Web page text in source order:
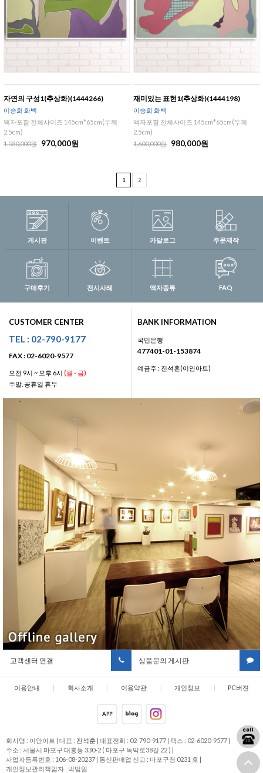
자연의 구성1(추상화)(1444266)
이승희 화백
액자포함 전체사이즈 145cm*65cm(두께
2.5cm)
1,530,000원
970,000원
재미있는 표현1(추상화)(1444198)
이승희 화백
액자포함 전체사이즈 145cm*65cm(두께
2.5cm)
1,600,000원
980,000원
1 2
게시판 이벤트 카달로그 주문제작
구매후기 전시사례 액자종류 FAQ
CUSTOMER CENTER
TEL : 02-790-9177
FAX : 02-6020-9577
오전 9시 ~ 오후 6시 (월 - 금)
주말, 공휴일 휴무
BANK INFORMATION
국민은행
477401-01-153874
예금주 : 진석훈(이안아트)
고객센터 연결 상품문의 게시판
이용안내 | 회사소개 | 이용약관 | 개인정보 | PC버젼
회사명 : 이안아트 | 대표 : 진석훈 | 대표전화 : 02-790-9177 | 팩스 : 02-6020-9577 |
주소 : 서울시 마포구 대흥동 330-2 ( 마포구 독막로38길 22 ) |
사업자등록번호 : 106-08-20237 | 통신판매업 신고 : 마포구청 0231 호 |
개인정보관리책임자 : 박범일